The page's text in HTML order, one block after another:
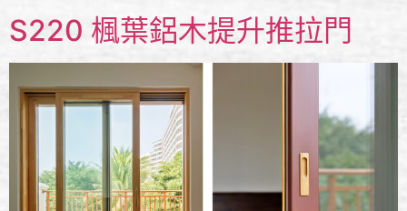
S220 楓葉鋁木提升推拉門